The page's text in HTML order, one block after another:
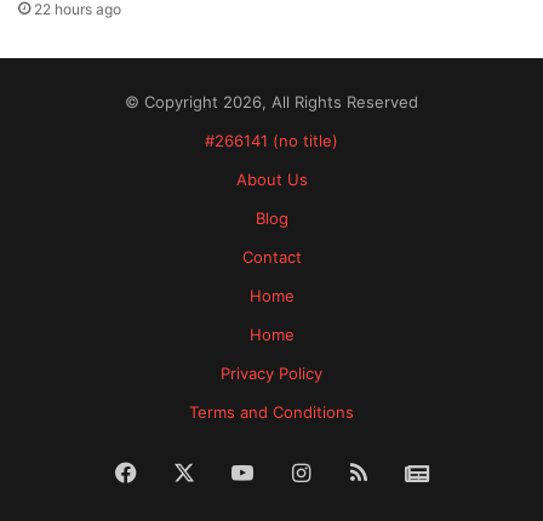
22 hours ago
© Copyright 2026, All Rights Reserved
#266141 (no title)
About Us
Blog
Contact
Home
Home
Privacy Policy
Terms and Conditions
Facebook YouTubeInstagram
RSS News